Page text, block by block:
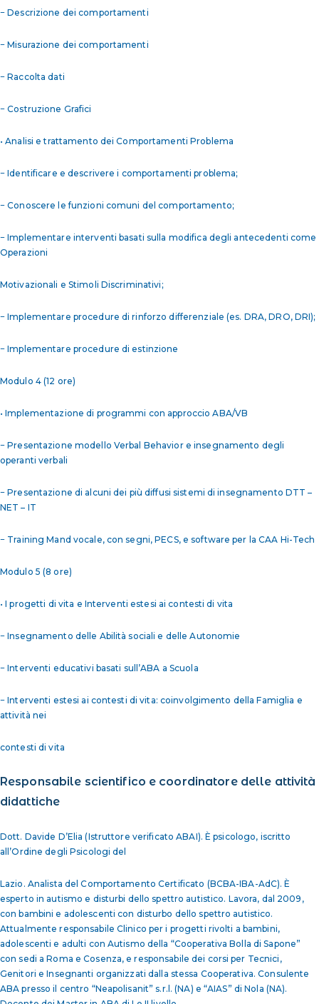
− Descrizione dei comportamenti
− Misurazione dei comportamenti
− Raccolta dati
− Costruzione Grafici
• Analisi e trattamento dei Comportamenti Problema
− Identificare e descrivere i comportamenti problema;
− Conoscere le funzioni comuni del comportamento;
− Implementare interventi basati sulla modifica degli antecedenti come
Operazioni
Motivazionali e Stimoli Discriminativi;
− Implementare procedure di rinforzo differenziale (es. DRA, DRO, DRI);
− Implementare procedure di estinzione
Modulo 4 (12 ore)
• Implementazione di programmi con approccio ABA/VB
− Presentazione modello Verbal Behavior e insegnamento degli
operanti verbali
− Presentazione di alcuni dei più diffusi sistemi di insegnamento DTT –
NET – IT
− Training Mand vocale, con segni, PECS, e software per la CAA Hi-Tech
Modulo 5 (8 ore)
• I progetti di vita e Interventi estesi ai contesti di vita
− Insegnamento delle Abilità sociali e delle Autonomie
− Interventi educativi basati sull’ABA a Scuola
− Interventi estesi ai contesti di vita: coinvolgimento della Famiglia e
attività nei
contesti di vita
Responsabile scientifico e coordinatore delle attività
didattiche
Dott. Davide D’Elia (Istruttore verificato ABAI). È psicologo, iscritto
all’Ordine degli Psicologi del
Lazio. Analista del Comportamento Certificato (BCBA-IBA-AdC). È
esperto in autismo e disturbi dello spettro autistico. Lavora, dal 2009,
con bambini e adolescenti con disturbo dello spettro autistico.
Attualmente responsabile Clinico per i progetti rivolti a bambini,
adolescenti e adulti con Autismo della “Cooperativa Bolla di Sapone”
con sedi a Roma e Cosenza, e responsabile dei corsi per Tecnici,
Genitori e Insegnanti organizzati dalla stessa Cooperativa. Consulente
ABA presso il centro “Neapolisanit” s.r.l. (NA) e “AIAS” di Nola (NA).